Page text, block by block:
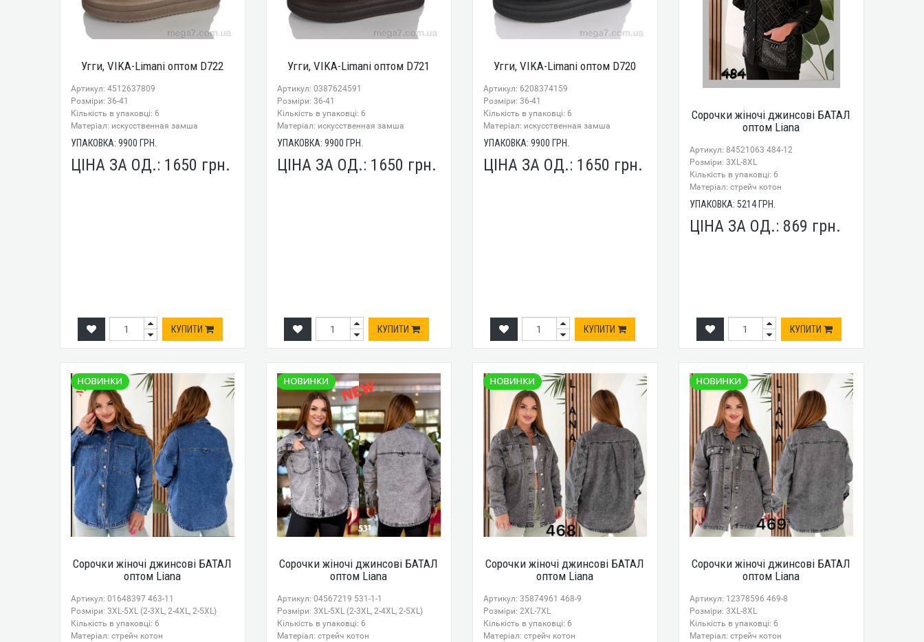
Угги, VIKA-Limani оптом D722
Артикул: 4512637809
Розміри: 36-41
Кількість в упаковці: 6
Mатеріал: искусственная замша
УПАКОВКА: 9900 ГРН.
ЦІНА ЗА ОД.: 1650 грн.
КУПИТИ
Угги, VIKA-Limani оптом D721
Артикул: 0387624591
Розміри: 36-41
Кількість в упаковці: 6
Mатеріал: искусственная замша
УПАКОВКА: 9900 ГРН.
ЦІНА ЗА ОД.: 1650 грн.
КУПИТИ
Угги, VIKA-Limani оптом D720
Артикул: 6208374159
Розміри: 36-41
Кількість в упаковці: 6
Mатеріал: искусственная замша
УПАКОВКА: 9900 ГРН.
ЦІНА ЗА ОД.: 1650 грн.
КУПИТИ
Сорочки жіночі джинсові БАТАЛ
оптом Liana
Артикул: 84521063 484-12
Розміри: 3XL-8XL
Кількість в упаковці: 6
Mатеріал: стрейч котон
УПАКОВКА: 5214 ГРН.
ЦІНА ЗА ОД.: 869 грн.
КУПИТИ
Сорочки жіночі джинсові БАТАЛ
оптом Liana
Артикул: 01648397 463-11
Розміри: 3XL-5XL (2-3XL, 2-4XL, 2-5XL)
Кількість в упаковці: 6
Mатеріал: стрейч котон
Сорочки жіночі джинсові БАТАЛ
оптом Liana
Артикул: 04567219 531-1-1
Розміри: 3XL-5XL (2-3XL, 2-4XL, 2-5XL)
Кількість в упаковці: 6
Mатеріал: стрейч котон
Сорочки жіночі джинсові БАТАЛ
оптом Liana
Артикул: 35874961 468-9
Розміри: 2XL-7XL
Кількість в упаковці: 6
Mатеріал: стрейч котон
Сорочки жіночі джинсові БАТАЛ
оптом Liana
Артикул: 12378596 469-8
Розміри: 3XL-8XL
Кількість в упаковці: 6
Mатеріал: стрейч котон